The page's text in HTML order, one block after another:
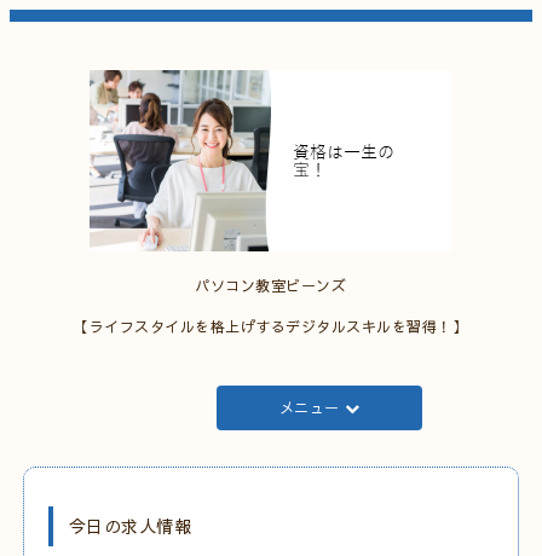
パソコン教室ビーンズ
【ライフスタイルを格上げするデジタルスキルを習得！】
メニュー
今日の求人情報